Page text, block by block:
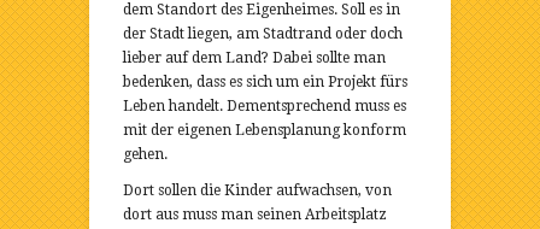
dem Standort des Eigenheimes. Soll es in
der Stadt liegen, am Stadtrand oder doch
lieber auf dem Land? Dabei sollte man
bedenken, dass es sich um ein Projekt fürs
Leben handelt. Dementsprechend muss es
mit der eigenen Lebensplanung konform
gehen.
Dort sollen die Kinder aufwachsen, von
dort aus muss man seinen Arbeitsplatz